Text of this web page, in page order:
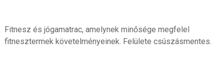
Fitnesz és jógamatrac, amelynek minősége megfelel
fitnesztermek követelményeinek. Felülete csúszásmentes.